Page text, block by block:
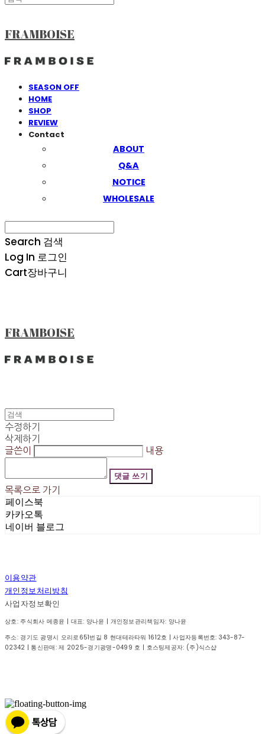
FRAMBOISE
SEASON OFF
HOME
SHOP
REVIEW
Contact
ABOUT
Q&A
NOTICE
WHOLESALE
Search 검색
Log In 로그인
Cart장바구니
FRAMBOISE
수정하기
삭제하기
글쓴이
내용
댓글 쓰기
목록으로 가기
페이스북
카카오톡
네이버 블로그
이용약관
개인정보처리방침
사업자정보확인
상호: 주식회사 메종윤 | 대표: 양나윤 | 개인정보관리책임자: 양나윤
주소: 경기도 광명시 오리로651번길 8 현대테라타워 1612호 | 사업자등록번호:343-87-
02342 | 통신판매:제 2025-경기광명-0499 호 | 호스팅제공자: (주)식스샵